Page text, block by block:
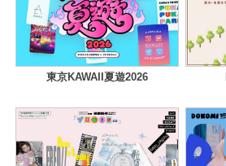
東京KAWAII夏遊2026